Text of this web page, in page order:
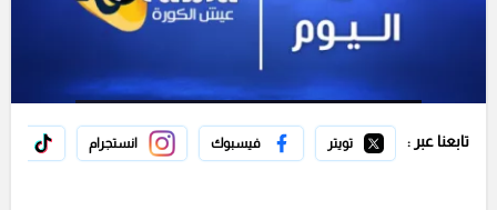
تابعنا عبر : تويتر فيسبوك انستجرام